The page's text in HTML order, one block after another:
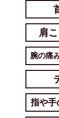
肩
腕の痛
指や手